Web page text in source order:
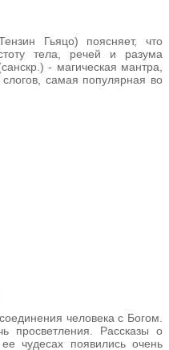
Гьяцо) поясняет, что
тела, речей и разума
- магическая мантра,
самая популярная во
человека с Богом.
просветления. Рассказы о
чудесах появились очень